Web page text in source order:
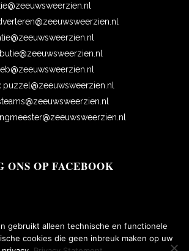
puzzel@zeeuwsweerzien.nl
ONS OP FACEBOOK
gebruikt alleen technische en functionele
cookies die geen inbreuk maken op uw